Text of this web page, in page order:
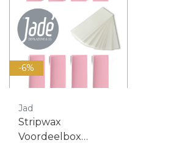
-6%
Jad
Stripwax
Voordeelbox